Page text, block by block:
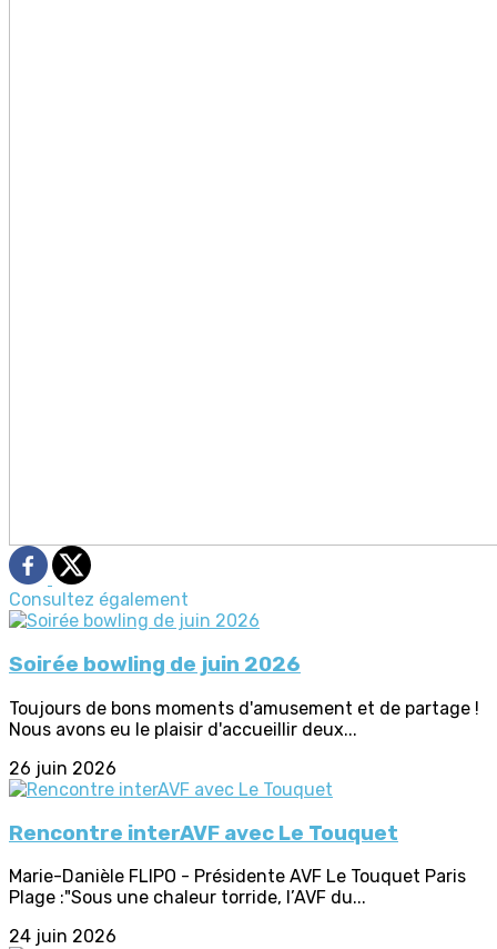
Consultez également
Soirée bowling de juin 2026
Toujours de bons moments d'amusement et de partage !
Nous avons eu le plaisir d'accueillir deux...
26 juin 2026
Rencontre interAVF avec Le Touquet
Marie-Danièle FLIPO - Présidente AVF Le Touquet Paris
Plage :"Sous une chaleur torride, l’AVF du...
24 juin 2026